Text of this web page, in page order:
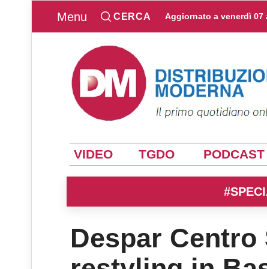
Menu CERCA Aggiornato a venerdì 07
VIDEO TGDO PODCAST
Despar